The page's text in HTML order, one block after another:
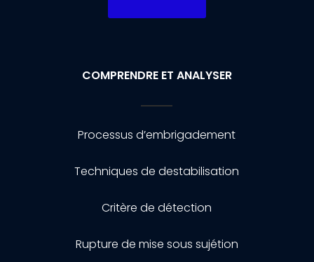
COMPRENDRE ET ANALYSER
Processus d’embrigadement
Techniques de destabilisation
Critère de détection
Rupture de mise sous sujétion